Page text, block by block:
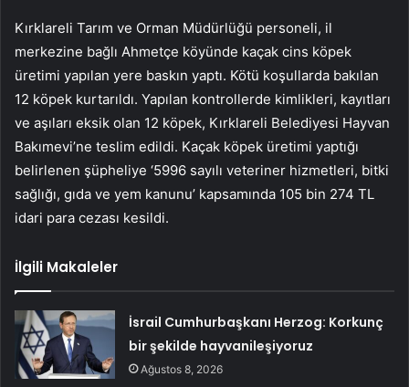
Kırklareli Tarım ve Orman Müdürlüğü personeli, il
merkezine bağlı Ahmetçe köyünde kaçak cins köpek
üretimi yapılan yere baskın yaptı. Kötü koşullarda bakılan
12 köpek kurtarıldı. Yapılan kontrollerde kimlikleri, kayıtları
ve aşıları eksik olan 12 köpek, Kırklareli Belediyesi Hayvan
Bakımevi’ne teslim edildi. Kaçak köpek üretimi yaptığı
belirlenen şüpheliye ‘5996 sayılı veteriner hizmetleri, bitki
sağlığı, gıda ve yem kanunu’ kapsamında 105 bin 274 TL
idari para cezası kesildi.
İlgili Makaleler
İsrail Cumhurbaşkanı Herzog: Korkunç
bir şekilde hayvanileşiyoruz
Ağustos 8, 2026